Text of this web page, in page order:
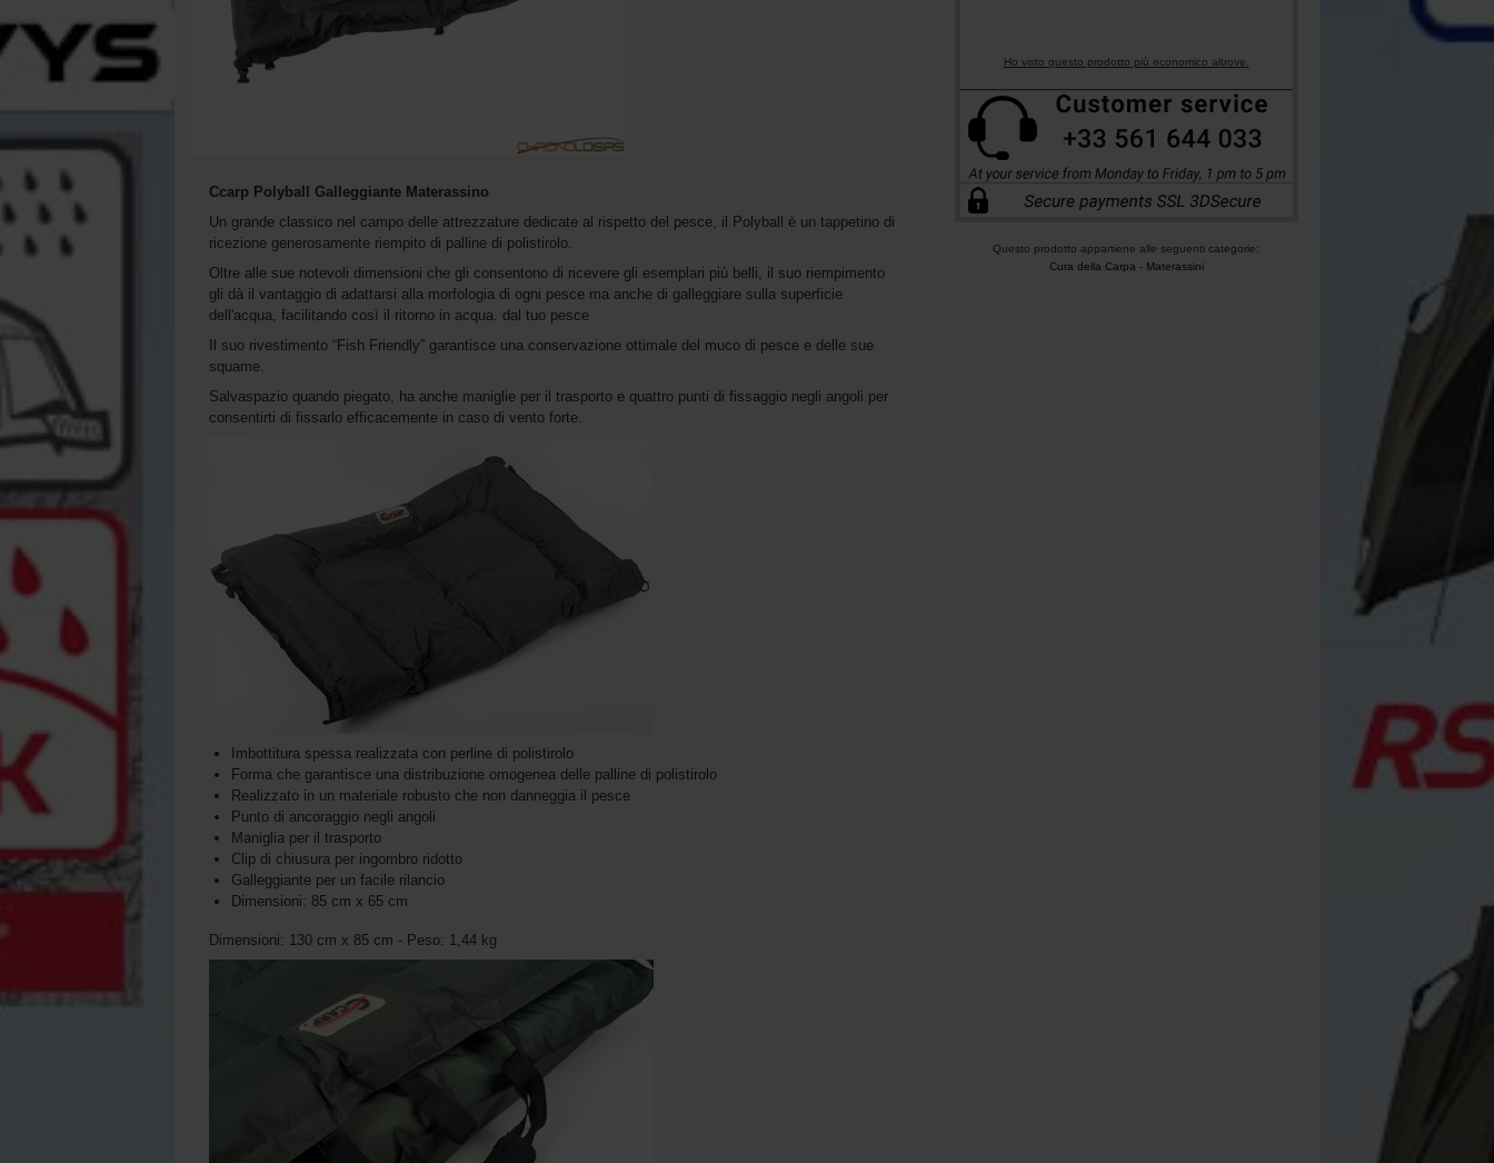
Ho visto questo prodotto più economico altrove.
Questo prodotto appartiene alle seguenti categorie:
Cura della Carpa - Materassini
Ccarp Polyball Galleggiante Materassino
Un grande classico nel campo delle attrezzature dedicate al rispetto del pesce, il Polyball è un tappetino di
ricezione generosamente riempito di palline di polistirolo.
Oltre alle sue notevoli dimensioni che gli consentono di ricevere gli esemplari più belli, il suo riempimento
gli dà il vantaggio di adattarsi alla morfologia di ogni pesce ma anche di galleggiare sulla superficie
dell'acqua, facilitando così il ritorno in acqua. dal tuo pesce
Il suo rivestimento “Fish Friendly” garantisce una conservazione ottimale del muco di pesce e delle sue
squame.
Salvaspazio quando piegato, ha anche maniglie per il trasporto e quattro punti di fissaggio negli angoli per
consentirti di fissarlo efficacemente in caso di vento forte.
Imbottitura spessa realizzata con perline di polistirolo
Forma che garantisce una distribuzione omogenea delle palline di polistirolo
Realizzato in un materiale robusto che non danneggia il pesce
Punto di ancoraggio negli angoli
Maniglia per il trasporto
Clip di chiusura per ingombro ridotto
Galleggiante per un facile rilancio
Dimensioni: 85 cm x 65 cm
Dimensioni: 130 cm x 85 cm - Peso: 1,44 kg